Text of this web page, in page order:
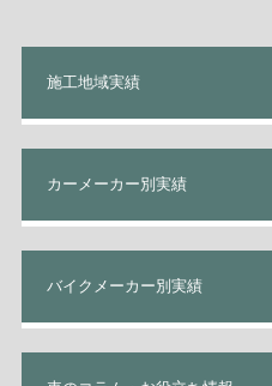
施工地域実績
カーメーカー別実績
バイクメーカー別実績